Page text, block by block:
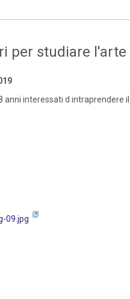
per studiare l'arte
anni interessati d intraprendere
09.jpg